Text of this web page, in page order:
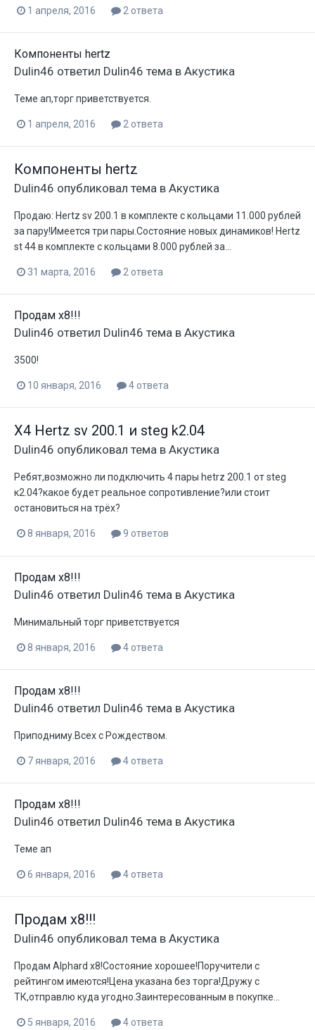
1 апреля, 2016 2 ответа
Компоненты hertz
Dulin46 ответил Dulin46 тема в Акустика
Теме ап,торг приветствуется.
1 апреля, 2016 2 ответа
Компоненты hertz
Dulin46 опубликовал тема в Акустика
Продаю: Hertz sv 200.1 в комплекте с кольцами 11.000 рублей
за пару!Имеется три пары.Состояние новых динамиков! Hertz
st 44 в комплекте с кольцами 8.000 рублей за...
31 марта, 2016 2 ответа
Продам x8!!!
Dulin46 ответил Dulin46 тема в Акустика
3500!
10 января, 2016 4 ответа
X4 Hertz sv 200.1 и steg k2.04
Dulin46 опубликовал тема в Акустика
Ребят,возможно ли подключить 4 пары hetrz 200.1 от steg
к2.04?какое будет реальное сопротивление?или стоит
остановиться на трёх?
8 января, 2016 9 ответов
Продам x8!!!
Dulin46 ответил Dulin46 тема в Акустика
Минимальный торг приветствуется
8 января, 2016 4 ответа
Продам x8!!!
Dulin46 ответил Dulin46 тема в Акустика
Приподниму.Всех с Рождеством.
7 января, 2016 4 ответа
Продам x8!!!
Dulin46 ответил Dulin46 тема в Акустика
Теме ап
6 января, 2016 4 ответа
Продам x8!!!
Dulin46 опубликовал тема в Акустика
Продам Alphard x8!Состояние хорошее!Поручители с
рейтингом имеются!Цена указана без торга!Дружу с
ТК,отправлю куда угодно.Заинтересованным в покупке...
5 января, 2016 4 ответа